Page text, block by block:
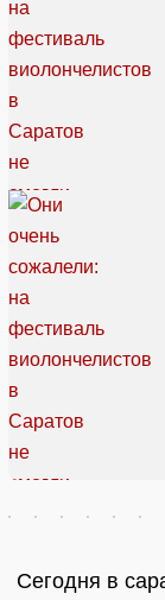
Сегодня в